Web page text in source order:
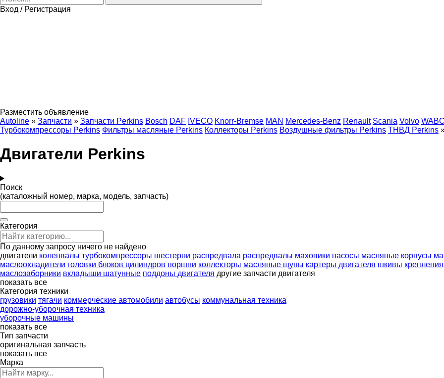
Вход / Регистрация
Разместить объявление
Autoline » Запчасти » Запчасти Perkins Bosch DAF IVECO Knorr-Bremse MAN Mercedes-Benz Renault Scania Volvo
Турбокомпрессоры Perkins Фильтры масляные Perkins Коллекторы Perkins Воздушные фильтры Perkins ТНВД Perkins
Двигатели Perkins
Поиск
(каталожный номер, марка, модель, запчасть)
Категория
По данному запросу ничего не найдено
двигатели коленвалы турбокомпрессоры шестерни распредвала распредвалы маховики насосы масляные корпусы
маслоохладители головки блоков цилиндров поршни коллекторы масляные щупы картеры двигателя шкивы крепления
маслозаборники вкладыши шатунные поддоны двигателя другие запчасти двигателя
показать все
Категория техники
грузовики тягачи коммерческие автомобили автобусы коммунальная техника
дорожно-уборочная техника
уборочные машины
показать все
Тип запчасти
оригинальная запчасть
показать все
Марка